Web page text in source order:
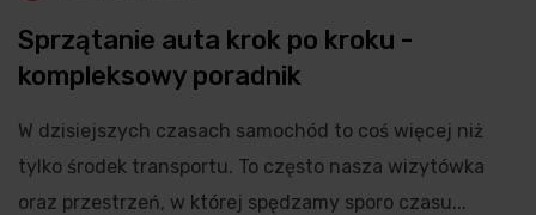
Sprzątanie auta krok po kroku -
kompleksowy poradnik
W dzisiejszych czasach samochód to coś więcej niż
tylko środek transportu. To często nasza wizytówka
oraz przestrzeń, w której spędzamy sporo czasu...